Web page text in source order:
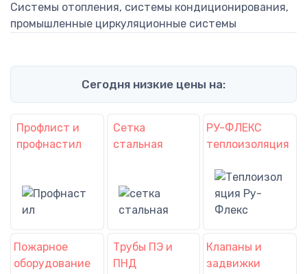
Системы отопления, системы кондиционирования,
промышленные циркуляционные системы
Сегодня низкие цены на:
Профлист и
профнастил
Сетка
стальная
РУ-ФЛЕКС
теплоизоляция
Пожарное
оборудование
Трубы ПЭ и
ПНД
Клапаны и
задвижки